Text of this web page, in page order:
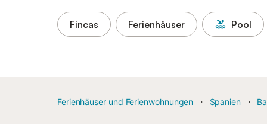
Fincas Ferienhäuser Pool
Ferienhäuser und Ferienwohnungen Spanien